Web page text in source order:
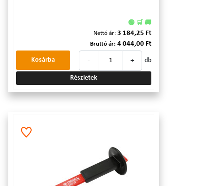
🟢 🛒 🚚
Nettó ár: 3 184,25 Ft
Bruttó ár: 4 044,00 Ft
- + db
Kosárba
Részletek